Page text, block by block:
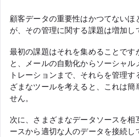
顧客データの重要性はかつてないほ
が、その管理に関する課題は増加し
最初の課題はそれを集めることです
と、メールの自動化からソーシャル
トレーションまで、それらを管理す
ざまなツールを考えると、これは簡
せん。
次に、さまざまなデータソースを相
ースから適切な人のデータを接続し